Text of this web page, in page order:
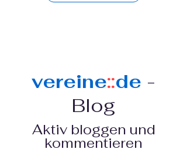
vereine::de -
Blog
Aktiv bloggen und
kommentieren